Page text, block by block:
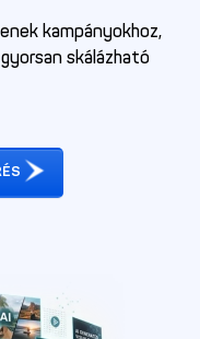
kampányokhoz,
skálázható